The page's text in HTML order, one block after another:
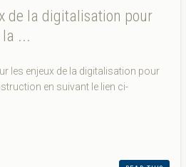
de la digitalisation pour
la ...
les enjeux de la digitalisation pour
en suivant le lien ci-